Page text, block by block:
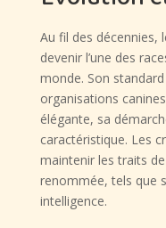
Au fil des décennies,
devenir l’une des
monde. Son
organisations
élégante, sa
caractéristique. Les
maintenir les traits
renommée, tels que
intelligence.